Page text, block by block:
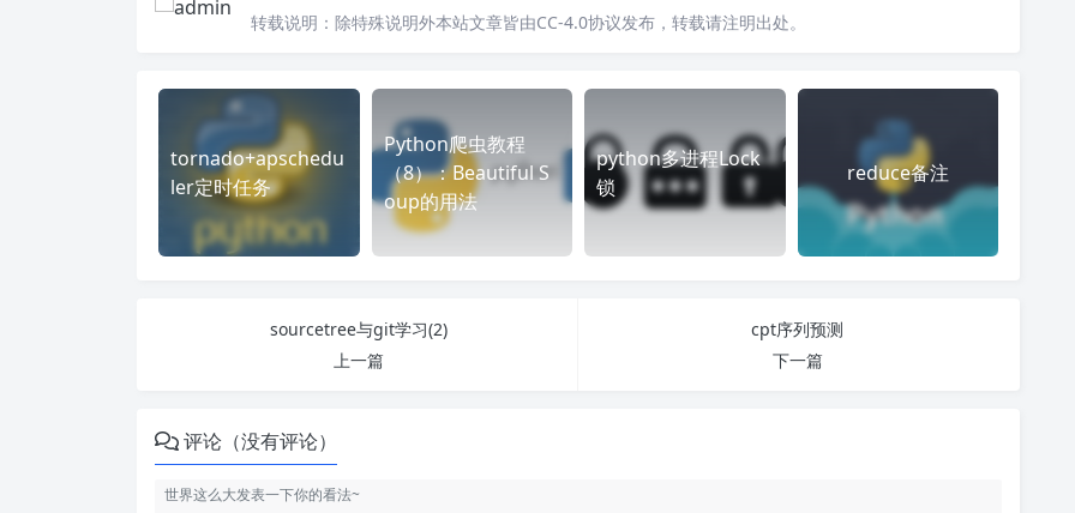
转载说明： 除特殊说明外本站文章皆由CC-4.0协议发布，转载请注明出处。
tornado+apschedu
ler定时任务
Python爬虫教程
（8）：Beautiful S
oup的用法
python多进程Lock
锁
reduce备注
sourcetree与git学习(2)
上一篇
cpt序列预测
下一篇
评论（没有评论）